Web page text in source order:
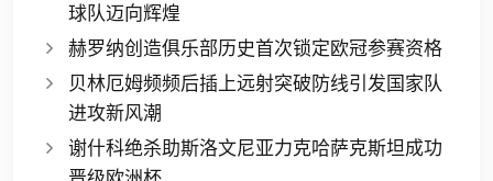
球队迈向辉煌
赫罗纳创造俱乐部历史首次锁定欧冠参赛资格
贝林厄姆频频后插上远射突破防线引发国家队
进攻新风潮
谢什科绝杀助斯洛文尼亚力克哈萨克斯坦成功